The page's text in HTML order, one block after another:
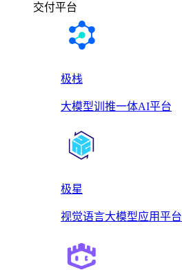
交付平台
极栈
大模型训推一体AI平台
极星
视觉语言大模型应用平台